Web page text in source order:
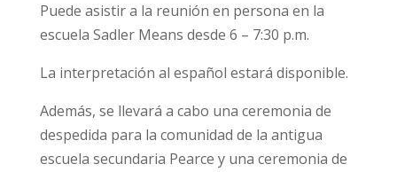
Puede asistir a la reunión en persona en la
escuela Sadler Means desde 6 – 7:30 p.m.
La interpretación al español estará disponible.
Además, se llevará a cabo una ceremonia de
despedida para la comunidad de la antigua
escuela secundaria Pearce y una ceremonia de